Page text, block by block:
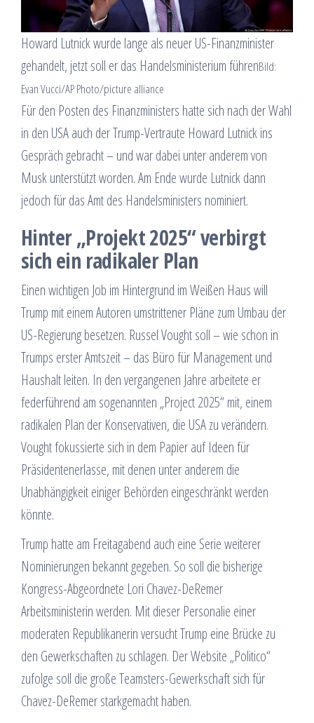
Howard Lutnick wurde lange als neuer US-Finanzminister
gehandelt, jetzt soll er das Handelsministerium führenBild:
Evan Vucci/AP Photo/picture alliance
Für den Posten des Finanzministers hatte sich nach der Wahl
in den USA auch der Trump-Vertraute Howard Lutnick ins
Gespräch gebracht – und war dabei unter anderem von
Musk unterstützt worden. Am Ende wurde Lutnick dann
jedoch für das Amt des Handelsministers nominiert.
Hinter „Projekt 2025“ verbirgt
sich ein radikaler Plan
Einen wichtigen Job im Hintergrund im Weißen Haus will
Trump mit einem Autoren umstrittener Pläne zum Umbau der
US-Regierung besetzen. Russel Vought soll – wie schon in
Trumps erster Amtszeit – das Büro für Management und
Haushalt leiten. In den vergangenen Jahre arbeitete er
federführend am sogenannten „Project 2025“ mit, einem
radikalen Plan der Konservativen, die USA zu verändern.
Vought fokussierte sich in dem Papier auf Ideen für
Präsidentenerlasse, mit denen unter anderem die
Unabhängigkeit einiger Behörden eingeschränkt werden
könnte.
Trump hatte am Freitagabend auch eine Serie weiterer
Nominierungen bekannt gegeben. So soll die bisherige
Kongress-Abgeordnete Lori Chavez-DeRemer
Arbeitsministerin werden. Mit dieser Personalie einer
moderaten Republikanerin versucht Trump eine Brücke zu
den Gewerkschaften zu schlagen. Der Website „Politico“
zufolge soll die große Teamsters-Gewerkschaft sich für
Chavez-DeRemer starkgemacht haben.